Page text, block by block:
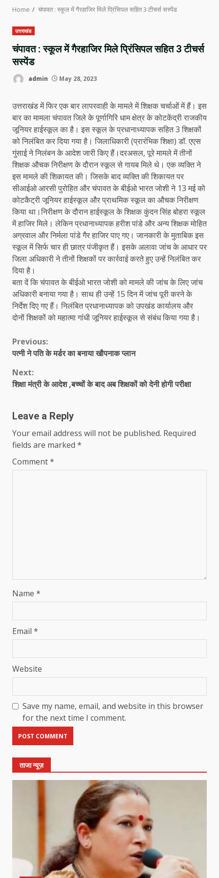
Home चंपावत : स्कूल में गैरहाजिर मिले प्रिंसिपल सहित 3 टीचर्स सस्पेंड
उत्तराखंड
चंपावत : स्कूल में गैरहाजिर मिले प्रिंसिपल सहित 3 टीचर्स
सस्पेंड
admin May 28, 2023
उत्तराखंड में फिर एक बार लापरवाही के मामले में शिक्षक चर्चाओं में हैं। इस
बार का मामला चंपावत जिले के पूर्णागिरि धाम क्षेत्र के कोटकेंद्री राजकीय
जूनियर हाईस्कूल का है। इस स्कूल के प्रधानाध्यापक सहित 3 शिक्षकों
को निलंबित कर दिया गया है। जिलाधिकारी (प्रारंभिक शिक्षा) डॉ. एएस
गुंसाई ने निलंबन के आदेश जारी किए हैं।दरअसल, पूरे मामले में तीनों
शिक्षक औचक निरीक्षण के दौरान स्कूल से गायब मिले थे। एक व्यक्ति ने
इस मामले की शिकायत की। जिसके बाद व्यक्ति की शिकायत पर
सीआईओ आरसी पुरोहित और चंपावत के बीईओ भारत जोशी ने 13 मई को
कोटकैट्री जूनियर हाईस्कूल और प्राथमिक स्कूल का औचक निरीक्षण
किया था।निरीक्षण के दौरान हाईस्कूल के शिक्षक कुंदन सिंह बोहरा स्कूल
में हाजिर मिले। लेकिन प्रधानाध्यापक हरीश पांडे और अन्य शिक्षक मोहित
अग्रवाल और निर्मला पांडे गैर हाजिर पाए गए। जानकारी के मुताबिक इस
स्कूल में सिर्फ चार ही छात्र पंजीकृत हैं। इसके अलावा जांच के आधार पर
जिला अधिकारी ने तीनों शिक्षकों पर कार्रवाई करते हुए उन्हें निलंबित कर
दिया है।
बता दें कि चंपावत के बीईओ भारत जोशी को मामले की जांच के लिए जांच
अधिकारी बनाया गया है। साथ ही उन्हें 15 दिन में जांच पूरी करने के
निर्देश दिए गए हैं। निलंबित प्रधानाध्यापक को उपखंड कार्यालय और
दोनों शिक्षकों को महात्मा गांधी जूनियर हाईस्कूल से संबंध किया गया है।
Continue
Previous:
पत्नी ने पति के मर्डर का बनाया खौपनाक प्लान
Next:
शिक्षा मंत्री के आदेश ,बच्चों के बाद अब शिक्षकों को देनी होगी परीक्षा
Leave a Reply
Your email address will not be published. Required
fields are marked *
Comment*
Name *
Email *
Website
Save my name, email, and website in this browser
for the next time I comment.
ताजा न्यूज़